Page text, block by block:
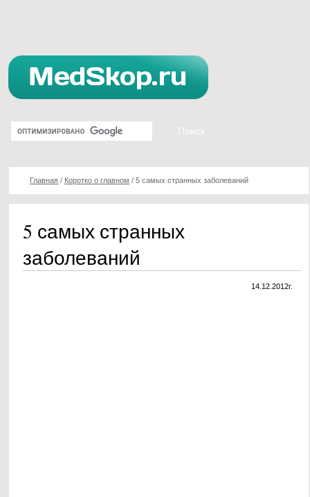
Главная / Коротко о главном /5 самых странных заболеваний
5 самых странных
заболеваний
14.12.2012г.